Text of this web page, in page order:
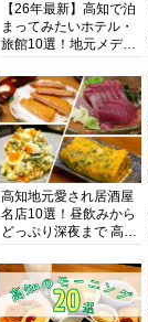
【26年最新】高知で泊
まってみたいホテル・
旅館10選！地元メディ
厳選
高知地元愛され居酒屋
名店10選！昼飲みから
どっぷり深夜まで 高知
知グルメPro】